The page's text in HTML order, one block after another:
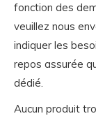
fonction des
veuillez nous
indiquer les
repos assurée
dédié.
Aucun produit